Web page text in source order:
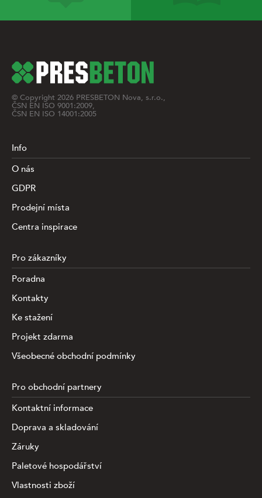
© Copyright 2026 PRESBETON Nova, s.r.o.,
ČSN EN ISO 9001:2009,
ČSN EN ISO 14001:2005
Info
O nás
GDPR
Prodejní místa
Centra inspirace
Pro zákazníky
Poradna
Kontakty
Ke stažení
Projekt zdarma
Všeobecné obchodní podmínky
Pro obchodní partnery
Kontaktní informace
Doprava a skladování
Záruky
Paletové hospodářství
Vlastnosti zboží